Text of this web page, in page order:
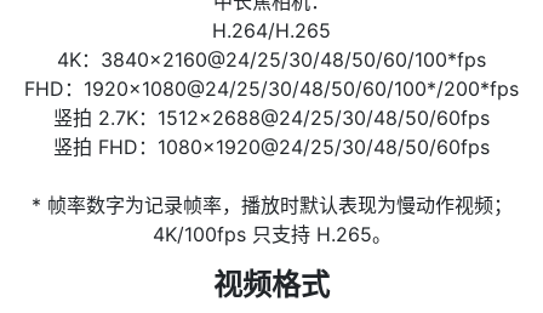
H.264/H.265
4K：3840×2160@24/25/30/48/50/60/100*fps
FHD：1920×1080@24/25/30/48/50/60/100*/200*fps
竖拍 2.7K：1512×2688@24/25/30/48/50/60fps
竖拍 FHD：1080×1920@24/25/30/48/50/60fps
* 帧率数字为记录帧率，播放时默认表现为慢动作视频；
4K/100fps 只支持 H.265。
视频格式